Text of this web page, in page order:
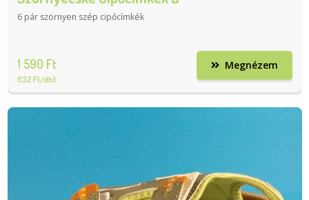
6 pár szörnyen szép cipőcímkék
1 590 Ft
(132 Ft/db)
Megnézem